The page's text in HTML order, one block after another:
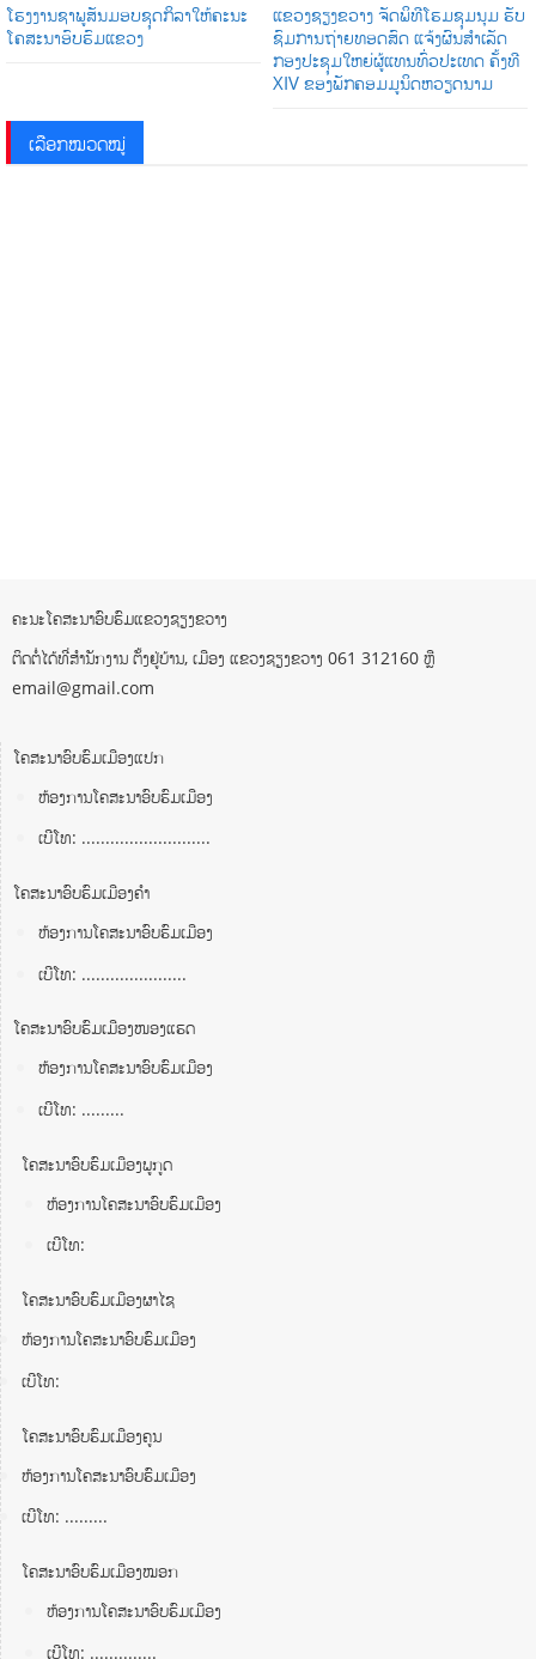
ໂຮງງານຊາພູສັນມອບຊຸດກິລາໃຫ້ຄະນະ
ໂຄສະນາອົບຮົມແຂວງ
ແຂວງຊຽງຂວາງ ຈັດພິທີໂຮມຊຸມນຸມ ຮັບ
ຊົມການຖ່າຍທອດສົດ ແຈ້ງຜົນສໍາເລັດ
ກອງປະຊຸມໃຫຍ່ຜູ້ແທນທົ່ວປະເທດ ຄັ້ງທີ
XIV ຂອງພັກຄອມມູນິດຫວຽດນາມ
ເລືອກໝວດໝູ່
ຄະນະໂຄສະນາອົບຮົມແຂວງຊຽງຂວາງ
ຕິດຕໍ່ໄດ້ທີ່ສຳນັກງານ ຕັ້ງຢູ່ບ້ານ, ເມືອງ ແຂວງຊຽງຂວາງ 061 312160 ຫຼື
email@gmail.com
ໂຄສະນາອົບຮົມເມືອງແປກ
ຫ້ອງການໂຄສະນາອົບຮົມເມືອງ
ເບີໂທ: ...........................
ໂຄສະນາອົບຮົມເມືອງຄໍາ
ຫ້ອງການໂຄສະນາອົບຮົມເມືອງ
ເບີໂທ: ......................
ໂຄສະນາອົບຮົມເມືອງໜອງແຮດ
ຫ້ອງການໂຄສະນາອົບຮົມເມືອງ
ເບີໂທ: .........
ໂຄສະນາອົບຮົມເມືອງພູກູດ
ຫ້ອງການໂຄສະນາອົບຮົມເມືອງ
ເບີໂທ:
ໂຄສະນາອົບຮົມເມືອງຜາໄຊ
ຫ້ອງການໂຄສະນາອົບຮົມເມືອງ
ເບີໂທ:
ໂຄສະນາອົບຮົມເມືອງຄູນ
ຫ້ອງການໂຄສະນາອົບຮົມເມືອງ
ເບີໂທ: .........
ໂຄສະນາອົບຮົມເມືອງໝອກ
ຫ້ອງການໂຄສະນາອົບຮົມເມືອງ
ເບີໂທ: ..............